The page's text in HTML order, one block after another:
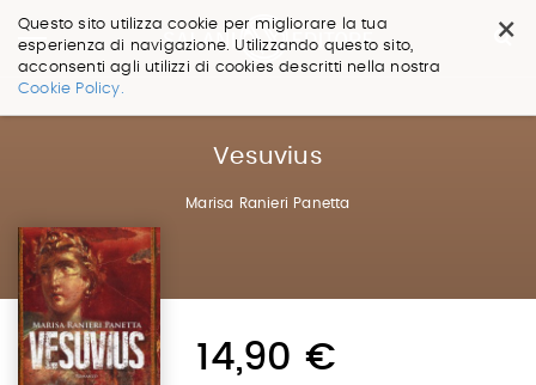
×
Questo sito utilizza cookie per migliorare la tua
esperienza di navigazione. Utilizzando questo sito,
acconsenti agli utilizzi di cookies descritti nella nostra
Cookie Policy.
Salta
Vesuvius
Marisa Ranieri Panetta
14,90 €